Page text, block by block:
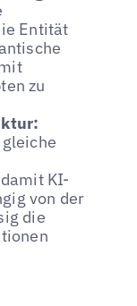
Entität
zu
KI-
von der
die